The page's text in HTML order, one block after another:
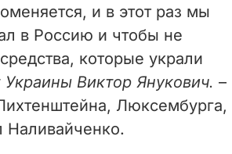
и в этот раз мы
в Россию и чтобы не
которые украли
Виктор Янукович. –
Люксембурга,
Наливайченко.